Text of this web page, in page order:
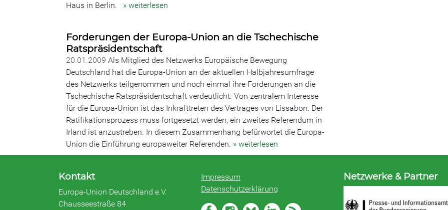
Haus in Berlin. » weiterlesen
Forderungen der Europa-Union an die Tschechische
Ratspräsidentschaft
20.01.2009 Als Mitglied des Netzwerks Europäische Bewegung
Deutschland hat die Europa-Union an der aktuellen Halbjahresumfrage
des Netzwerks teilgenommen und noch einmal ihre Forderungen an die
Tschechische Ratspräsidentschaft verdeutlicht. Von zentralem Interesse
für die Europa-Union ist das Inkrafttreten des Vertrages von Lissabon. Der
Ratifikationsprozess muss fortgesetzt werden, ein zweites Referendum in
Irland ist anzustreben. In diesem Zusammenhang befürwortet die Europa-
Union die Einführung europaweiter Referenden. » weiterlesen
Kontakt
Europa-Union Deutschland e.V.
Chausseestraße 84
Impressum
Datenschutzerklärung
Netzwerke & Partner